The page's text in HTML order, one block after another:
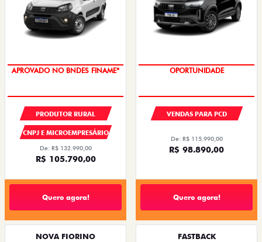
APROVADO NO BNDES FINAME*
PRODUTOR RURAL
CNPJ E MICROEMPRESÁRIO
De: R$ 132.990,00
R$ 105.790,00
Quero agora!
OPORTUNIDADE
VENDAS PARA PCD
De: R$ 115.990,00
R$ 98.890,00
Quero agora!
NOVA FIORINO FASTBACK